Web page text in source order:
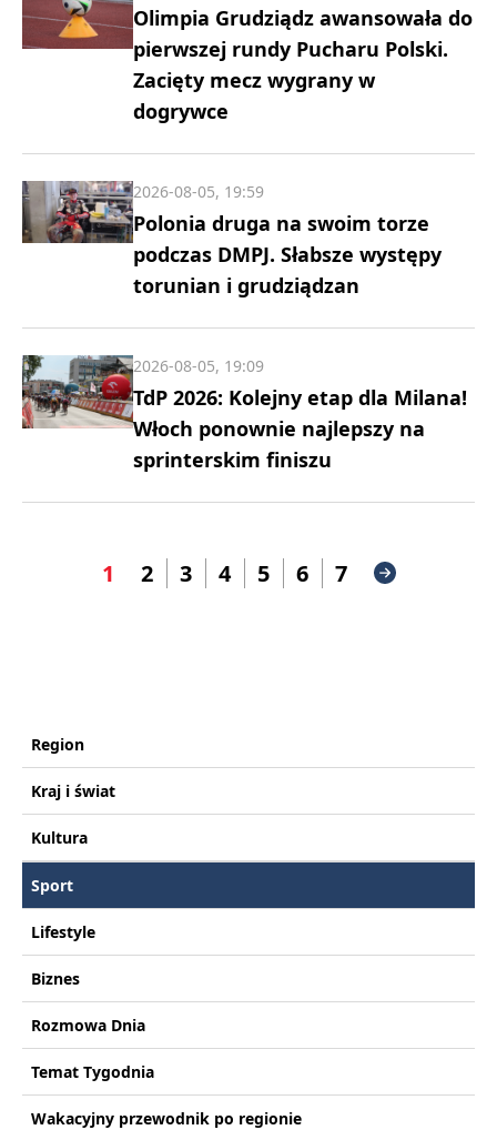
Olimpia Grudziądz awansowała do
pierwszej rundy Pucharu Polski.
Zacięty mecz wygrany w
dogrywce
Polonia druga na swoim torze
podczas DMPJ. Słabsze występy
torunian i grudziądzan
2026-08-05, 19:59
TdP 2026: Kolejny etap dla Milana!
Włoch ponownie najlepszy na
sprinterskim finiszu
2026-08-05, 19:09
1 2 3 4 5 6 7
Region
Kraj i świat
Kultura
Sport
Lifestyle
Biznes
Rozmowa Dnia
Temat Tygodnia
Wakacyjny przewodnik po regionie